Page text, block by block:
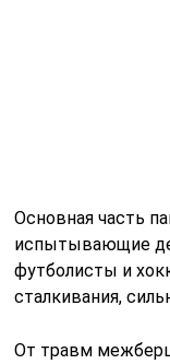
Основная часть
испытывающие
футболисты и
сталкивания,
От травм